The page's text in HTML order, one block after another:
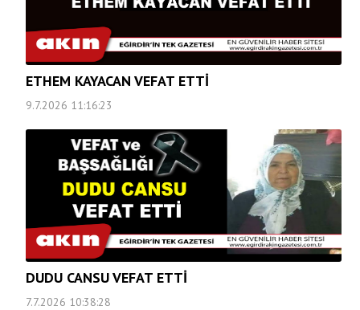
ETHEM KAYACAN VEFAT ETTİ
9.7.2026 11:16:23
DUDU CANSU VEFAT ETTİ
7.7.2026 10:38:28